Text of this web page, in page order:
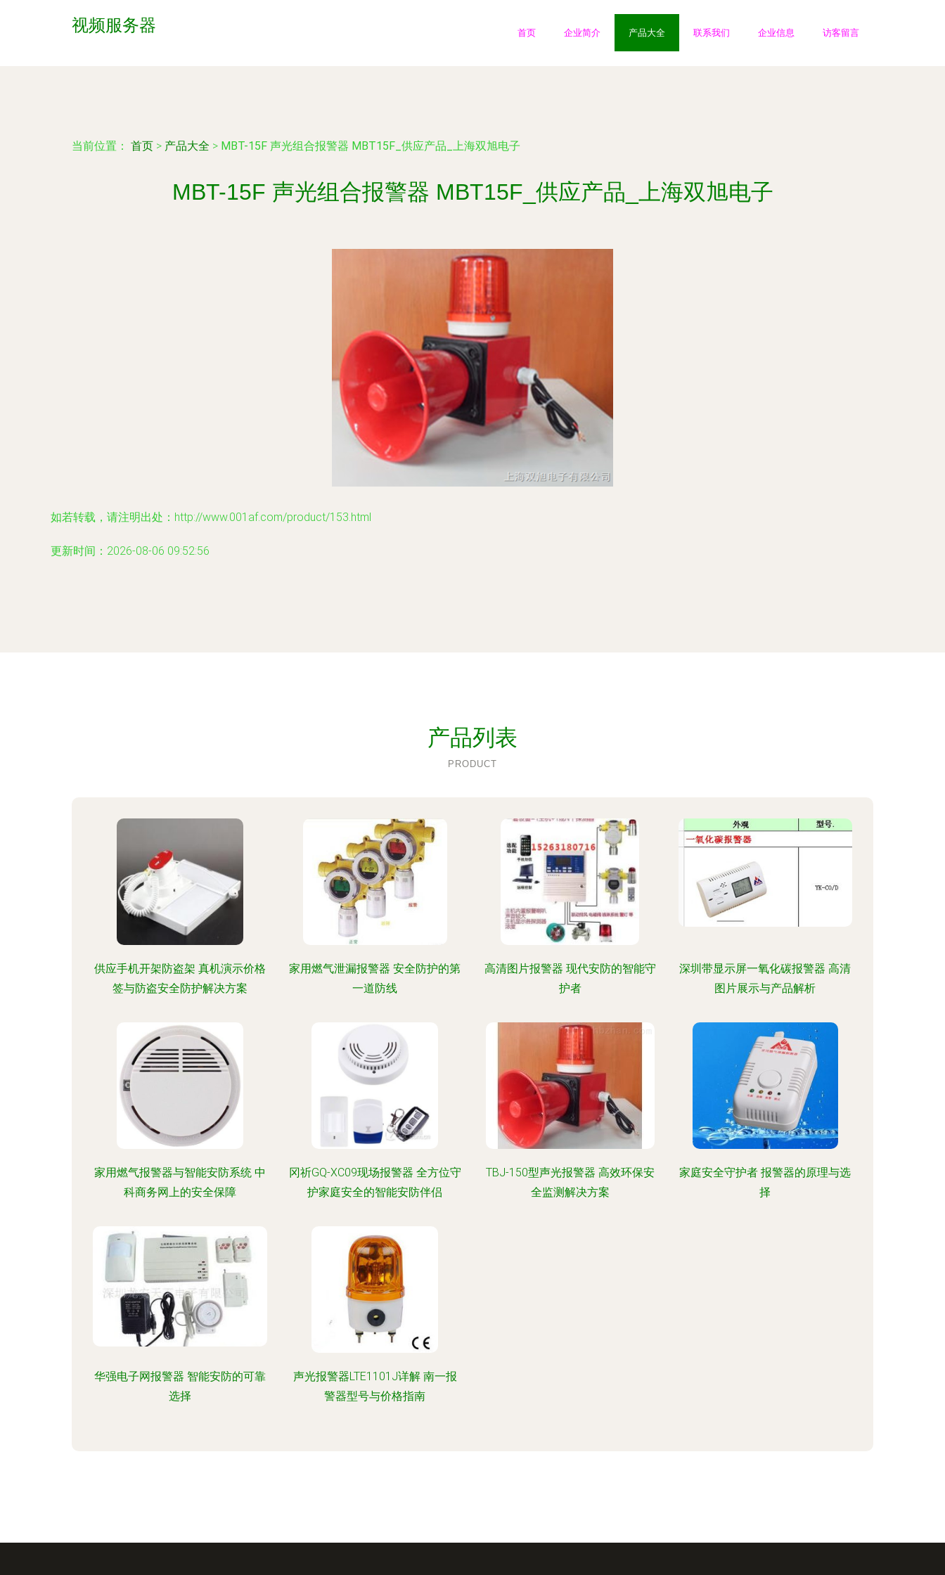
视频服务器 首页 企业简介 产品大全 联系我们 企业信息 访客留言
当前位置： 首页 > 产品大全 > MBT-15F 声光组合报警器 MBT15F_供应产品_上海双旭电子
MBT-15F 声光组合报警器 MBT15F_供应产品_上海双旭电子
如若转载，请注明出处：http://www.001af.com/product/153.html
更新时间：2026-08-06 09:52:56
产品列表
PRODUCT
供应手机开架防盗架 真机演示价格
签与防盗安全防护解决方案
家用燃气泄漏报警器 安全防护的第
一道防线
高清图片报警器 现代安防的智能守
护者
深圳带显示屏一氧化碳报警器 高清
图片展示与产品解析
家用燃气报警器与智能安防系统 中
科商务网上的安全保障
冈祈GQ-XC09现场报警器 全方位守
护家庭安全的智能安防伴侣
TBJ-150型声光报警器 高效环保安
全监测解决方案
家庭安全守护者 报警器的原理与选
择
华强电子网报警器 智能安防的可靠
选择
声光报警器LTE1101J详解 南一报
警器型号与价格指南